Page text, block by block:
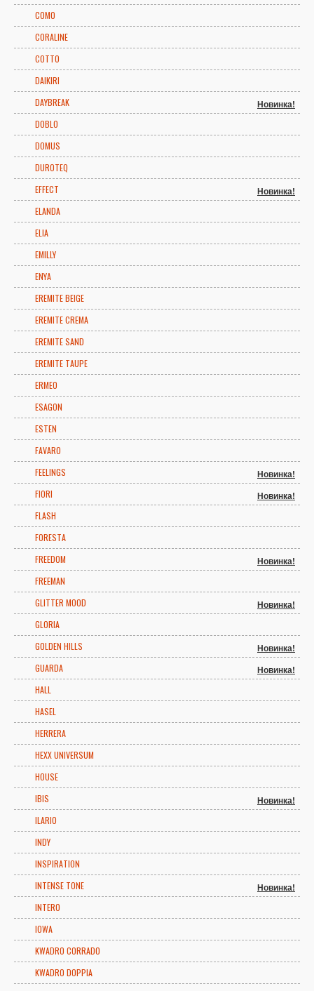
COMO
CORALINE
COTTO
DAIKIRI
DAYBREAK
Новинка!
DOBLO
DOMUS
DUROTEQ
EFFECT
Новинка!
ELANDA
ELIA
EMILLY
ENYA
EREMITE BEIGE
EREMITE CREMA
EREMITE SAND
EREMITE TAUPE
ERMEO
ESAGON
ESTEN
FAVARO
FEELINGS
Новинка!
FIORI Новинка!
FLASH
FORESTA
FREEDOM
Новинка!
FREEMAN
GLITTER MOOD
Новинка!
GLORIA
GOLDEN HILLS
Новинка!
GUARDA Новинка!
HALL
HASEL
HERRERA
HEXX UNIVERSUM
HOUSE
IBIS
Новинка!
ILARIO
INDY
INSPIRATION
INTENSE TONE
Новинка!
INTERO
IOWA
KWADRO CORRADO
KWADRO DOPPIA